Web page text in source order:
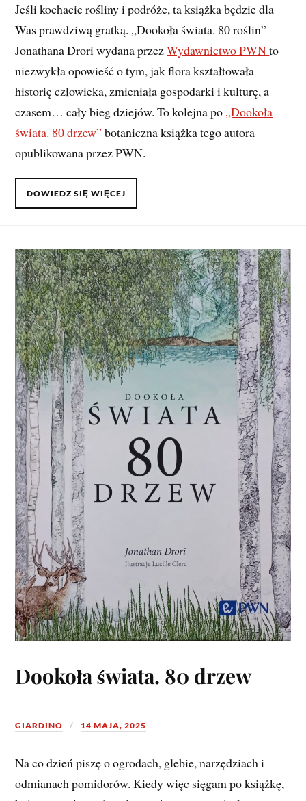
Jeśli kochacie rośliny i podróże, ta książka będzie dla
Was prawdziwą gratką. „Dookoła świata. 80 roślin”
Jonathana Drori wydana przezWydawnictwo PWNto
niezwykła opowieść o tym, jak flora kształtowała
historię człowieka, zmieniała gospodarki i kulturę, a
czasem… cały bieg dziejów. To kolejna po „Dookoła
świata. 80 drzew” botaniczna książka tego autora
opublikowana przez PWN.
DOWIEDZ SIĘ WIĘCEJ
Dookoła świata. 80 drzew
GIARDINO 14 MAJA, 2025
Na co dzień piszę o ogrodach, glebie, narzędziach i
odmianach pomidorów. Kiedy więc sięgam po książkę,